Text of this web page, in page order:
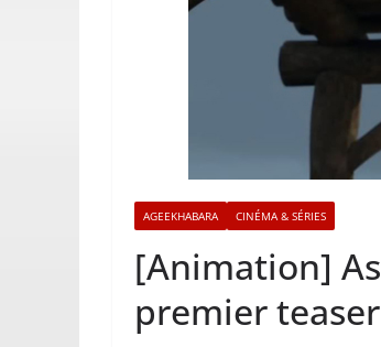
AGEEKHABARA CINÉMA & SÉRIES
[Animation]
premier teaser